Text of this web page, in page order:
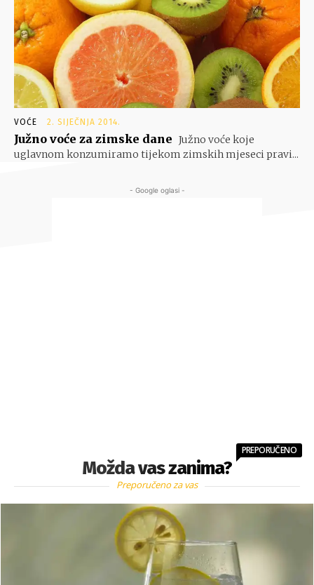
VOĆE 2. SIJEČNJA 2014.
Južno voće za zimske dane Južno voće koje
uglavnom konzumiramo tijekom zimskih mjeseci pravi...
- Google oglasi -
Možda vas zanima?
PREPORUČENO
Preporučeno za vas